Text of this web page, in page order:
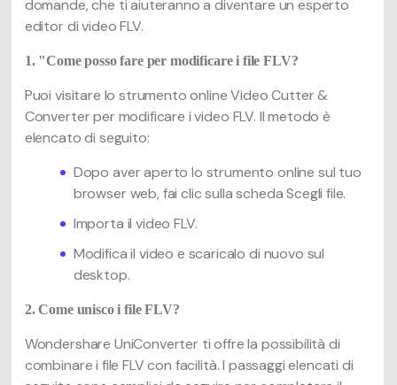
domande, che ti aiuteranno a diventare un esperto
editor di video FLV.
1. "Come posso fare per modificare i file FLV?
Puoi visitare lo strumento online Video Cutter &
Converter per modificare i video FLV. Il metodo è
elencato di seguito:
Dopo aver aperto lo strumento online sul tuo
browser web, fai clic sulla scheda Scegli file.
Importa il video FLV.
Modifica il video e scaricalo di nuovo sul
desktop.
2. Come unisco i file FLV?
Wondershare UniConverter ti offre la possibilità di
combinare i file FLV con facilità. I passaggi elencati di